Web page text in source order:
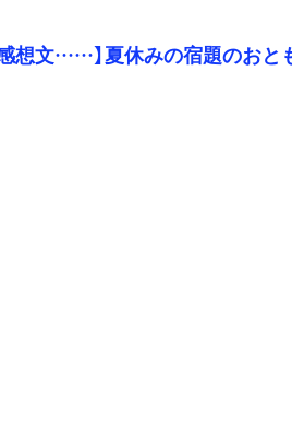
想文……】夏休みの宿題のおと